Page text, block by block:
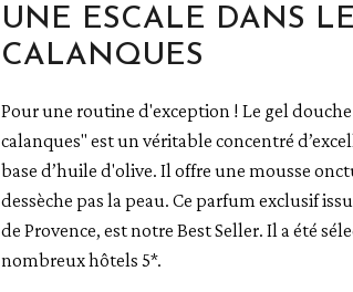
UNE ESCALE DANS
CALANQUES
Pour une routine d'exception ! Le gel douche
calanques" est un véritable concentré
base d’huile d'olive. Il offre une mousse
dessèche pas la peau. Ce parfum exclusif
de Provence, est notre Best Seller. Il a été
nombreux hôtels 5*.